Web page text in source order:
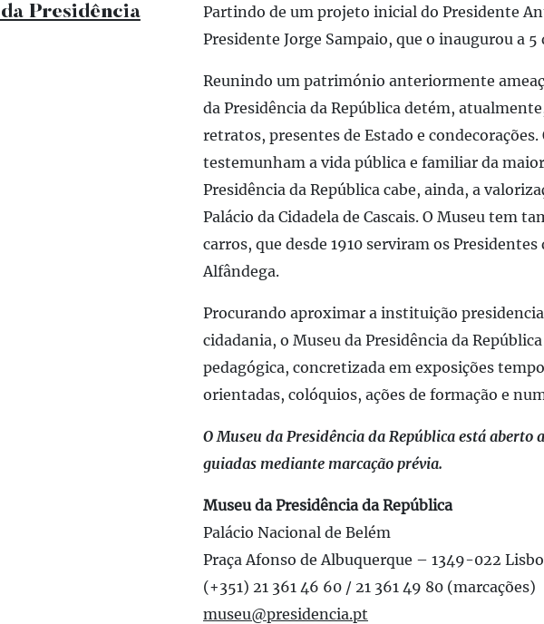
PresidênciaHiperligação externa
Partindo de um projeto inicial do Presidente
Presidente Jorge Sampaio, que o inaugurou a
Reunindo um património anteriormente
da Presidência da República detém,
retratos, presentes de Estado e
testemunham a vida pública e familiar da
Presidência da República cabe, ainda, a
Palácio da Cidadela de Cascais. O Museu tem
carros, que desde 1910 serviram os
Alfândega.
Procurando aproximar a instituição
cidadania, o Museu da Presidência da
pedagógica, concretizada em exposições
orientadas, colóquios, ações de formação e
O Museu da Presidência da República está
guiadas mediante marcação prévia.
Museu da Presidência da República
Palácio Nacional de Belém
Praça Afonso de Albuquerque – 1349-022
(+351) 21 361 46 60 / 21 361 49 80 (marcações)
museu@presidencia.pt